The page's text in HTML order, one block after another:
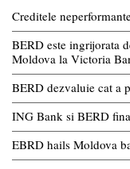
Creditele
BERD este ingrijorata
Moldova la Victoria
BERD dezvaluie cat a
ING Bank si BERD
EBRD hails Moldova